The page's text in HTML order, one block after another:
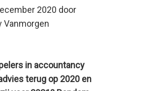
mensen is
toch een
leuker’
2020 door
Vanmorgen
in accountancy
terug op 2020 en